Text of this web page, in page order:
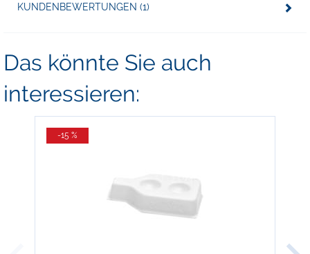
KUNDENBEWERTUNGEN (1)
Das könnte Sie auch
interessieren:
-15 %